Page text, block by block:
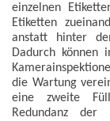
einzelnen
Etiketten
anstatt hinter
Dadurch können
die Wartung
eine zweite
Redundanz